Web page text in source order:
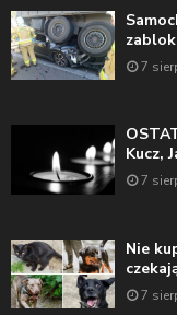
7
Kucz,
7
Nie
7